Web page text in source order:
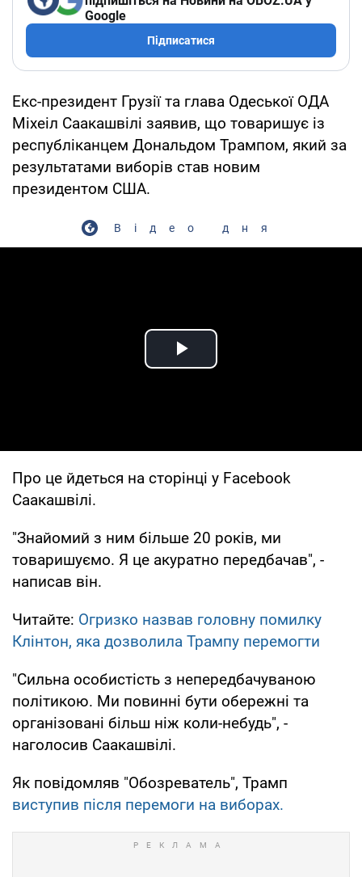
Google
Підписатися
Екс-президент Грузії та глава Одеської ОДА
Міхеіл Саакашвілі заявив, що товаришує із
республіканцем Дональдом Трампом, який за
результатами виборів став новим
президентом США.
Відео дня
Play Video
Про це йдеться на сторінці у Facebook
Саакашвілі.
"Знайомий з ним більше 20 років, ми
товаришуємо. Я це акуратно передбачав", -
написав він.
Читайте: Огризко назвав головну помилку
Клінтон, яка дозволила Трампу перемогти
"Сильна особистість з непередбачуваною
політикою. Ми повинні бути обережні та
організовані більш ніж коли-небудь", -
наголосив Саакашвілі.
Як повідомляв "Обозреватель", Трамп
виступив після перемоги на виборах.